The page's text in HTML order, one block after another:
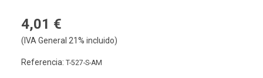
4,01 €
(IVA General 21% incluido)
Referencia: T-527-S-AM